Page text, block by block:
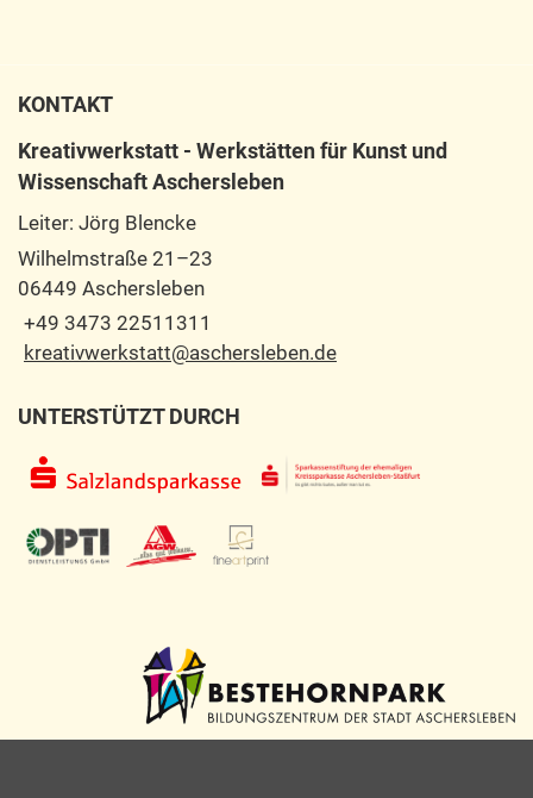
KONTAKT
Kreativwerkstatt - Werkstätten für Kunst und
Wissenschaft Aschersleben
Leiter: Jörg Blencke
Wilhelmstraße 21–23
06449 Aschersleben
+49 3473 22511311
kreativwerkstatt@aschersleben.de
UNTERSTÜTZT DURCH